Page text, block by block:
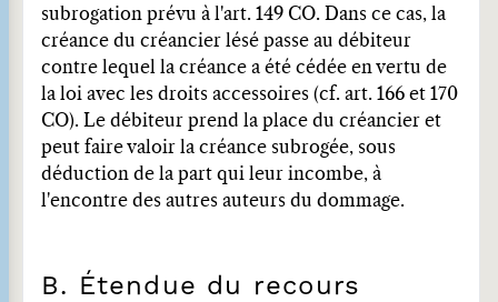
subrogation prévu à l'art. 149 CO. Dans ce cas, la
créance du créancier lésé passe au débiteur
contre lequel la créance a été cédée en vertu de
la loi avec les droits accessoires (cf. art. 166 et 170
CO). Le débiteur prend la place du créancier et
peut faire valoir la créance subrogée, sous
déduction de la part qui leur incombe, à
l'encontre des autres auteurs du dommage.
B. Étendue du recours